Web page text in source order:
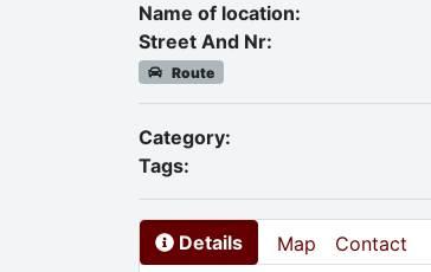
Name of location:
Street And Nr:
Route
Category:
Tags:
Details Map Contact